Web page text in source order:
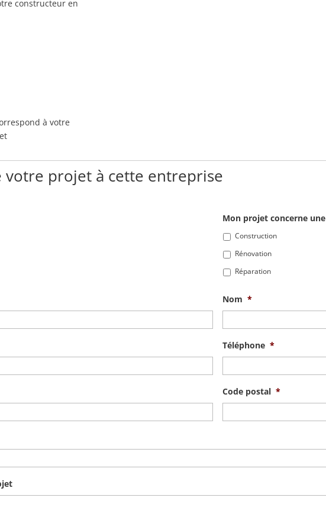
constructeur en
à votre
votre projet à cette entreprise
Mon projet concerne une
Construction
Rénovation
Réparation
Nom *
Téléphone *
Code postal *